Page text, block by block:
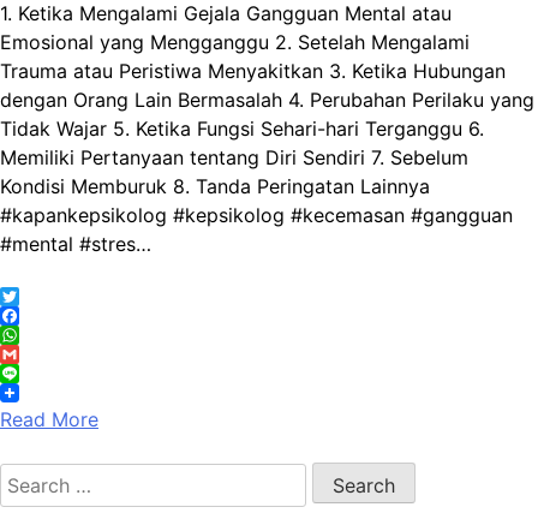
1. Ketika Mengalami Gejala Gangguan Mental atau
Emosional yang Mengganggu 2. Setelah Mengalami
Trauma atau Peristiwa Menyakitkan 3. Ketika Hubungan
dengan Orang Lain Bermasalah 4. Perubahan Perilaku yang
Tidak Wajar 5. Ketika Fungsi Sehari-hari Terganggu 6.
Memiliki Pertanyaan tentang Diri Sendiri 7. Sebelum
Kondisi Memburuk 8. Tanda Peringatan Lainnya
#kapankepsikolog #kepsikolog #kecemasan #gangguan
#mental #stres…
Twitter
Facebook
WhatsApp
Gmail
Line
Read More
Search
for: